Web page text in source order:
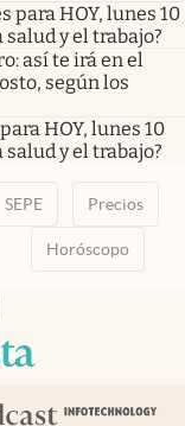
para HOY, lunes 10
salud y el trabajo?
así te irá en el
según los
HOY, lunes 10
salud y el trabajo?
SEPE Precios
Horóscopo
pestañapestaña
en nueva pestaña
en nueva pestaña